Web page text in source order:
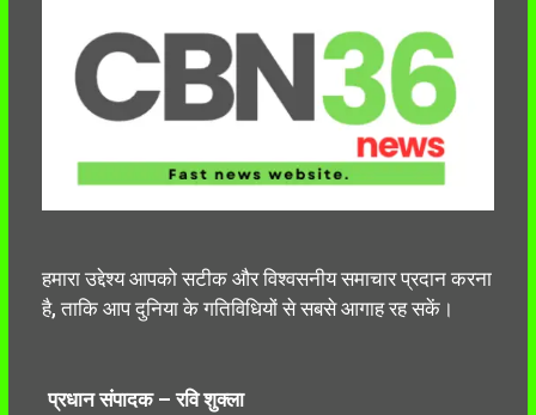
हमारा उद्देश्य आपको सटीक और विश्वसनीय समाचार प्रदान करना
है, ताकि आप दुनिया के गतिविधियों से सबसे आगाह रह सकें।
प्रधान संपादक – रवि शुक्ला